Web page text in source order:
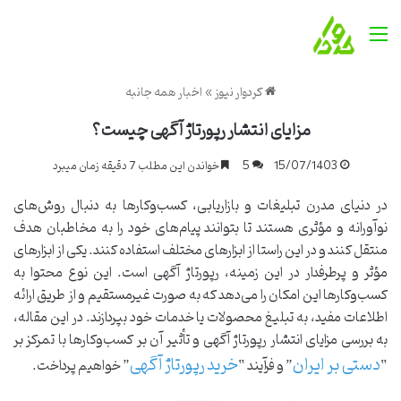
منو
کردوار نیوز»اخبار همه جانبه
مزایای انتشار رپورتاژ آگهی چیست؟
15/07/1403
5 خواندن این مطلب 7 دقیقه زمان میبرد
در دنیای مدرن تبلیغات و بازاریابی، کسب‌وکارها به دنبال روش‌های
نوآورانه و مؤثری هستند تا بتوانند پیام‌های خود را به مخاطبان هدف
منتقل کنند و در این راستا از ابزارهای مختلف استفاده کنند. یکی از ابزارهای
مؤثر و پرطرفدار در این زمینه، رپورتاژ آگهی است. این نوع محتوا به
کسب‌وکارها این امکان را می‌دهد که به صورت غیرمستقیم و از طریق ارائه
اطلاعات مفید، به تبلیغ محصولات یا خدمات خود بپردازند. در این مقاله،
به بررسی مزایای انتشار رپورتاژ آگهی و تأثیر آن بر کسب‌وکارها با تمرکز بر
“دستی بر ایران” و فرآیند “خرید رپورتاژ آگهی” خواهیم پرداخت.